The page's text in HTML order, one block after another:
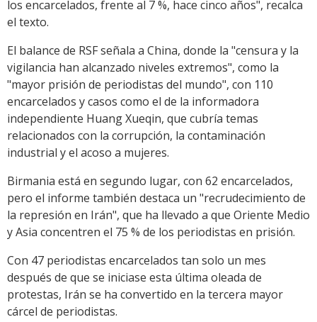
los encarcelados, frente al 7 %, hace cinco años", recalca
el texto.
El balance de RSF señala a China, donde la "censura y la
vigilancia han alcanzado niveles extremos", como la
"mayor prisión de periodistas del mundo", con 110
encarcelados y casos como el de la informadora
independiente Huang Xueqin, que cubría temas
relacionados con la corrupción, la contaminación
industrial y el acoso a mujeres.
Birmania está en segundo lugar, con 62 encarcelados,
pero el informe también destaca un "recrudecimiento de
la represión en Irán", que ha llevado a que Oriente Medio
y Asia concentren el 75 % de los periodistas en prisión.
Con 47 periodistas encarcelados tan solo un mes
después de que se iniciase esta última oleada de
protestas, Irán se ha convertido en la tercera mayor
cárcel de periodistas.